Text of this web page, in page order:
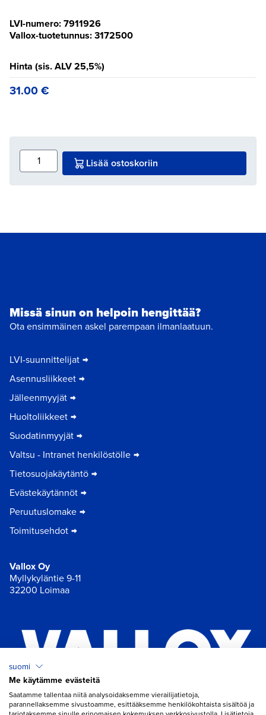
LVI-numero: 7911926
Vallox-tuotetunnus: 3172500
Hinta (sis. ALV 25,5%)
31.00€
Lisää ostoskoriin
Missä sinun on helpoin hengittää?
Ota ensimmäinen askel parempaan ilmanlaatuun.
LVI-suunnittelijat
Asennusliikkeet
Jälleenmyyjät
Huoltoliikkeet
Suodatinmyyjät
Valtsu - Intranet henkilöstölle
Tietosuojakäytäntö
Evästekäytännöt
Peruutuslomake
Toimitusehdot
Vallox Oy
Myllykyläntie 9-11
32200 Loimaa
Chat
suomi
Me käytämme evästeitä
Saatamme tallentaa niitä analysoidaksemme vierailijatietoja,
parannellaksemme sivustoamme, esittääksemme henkilökohtaista sisältöä ja